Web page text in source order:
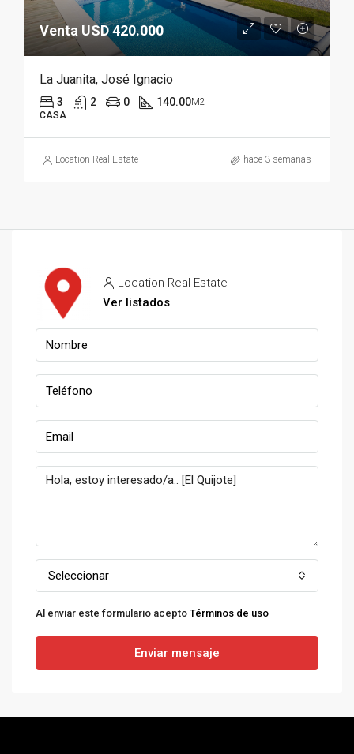
Venta USD 420.000
La Juanita, José Ignacio
3 2 0 140.00M2
CASA
Location Real Estate hace 3 semanas
Location Real Estate
Ver listados
Seleccionar
Al enviar este formulario acepto Términos de uso
Enviar mensaje